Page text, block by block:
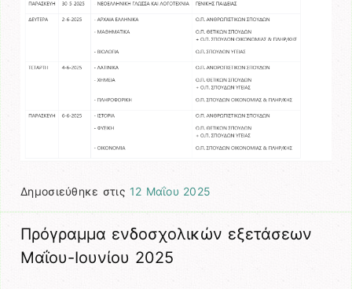
Δημοσιεύθηκε στις 12 Μαΐου 2025
Πρόγραμμα ενδοσχολικών εξετάσεων
Μαΐου-Ιουνίου 2025